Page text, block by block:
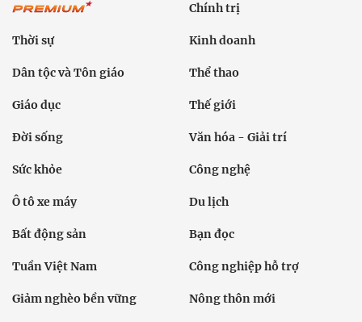
Chính trị
Thời sự Kinh doanh
Dân tộc và Tôn giáo Thể thao
Giáo dục Thế giới
Đời sống Văn hóa - Giải trí
Sức khỏe Công nghệ
Ô tô xe máy Du lịch
Bất động sản Bạn đọc
Tuần Việt Nam Công nghiệp hỗ trợ
Giảm nghèo bền vững Nông thôn mới